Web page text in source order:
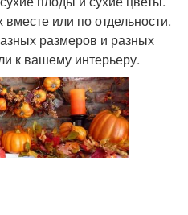
или по отдельности.
размеров и разных
к вашему интерьеру.